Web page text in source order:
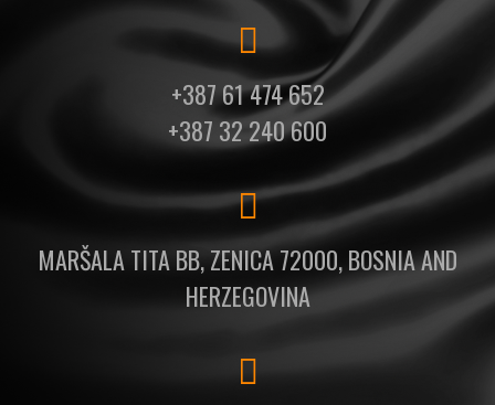
+387 61 474 652
+387 32 240 600
MARŠALA TITA BB, ZENICA 72000, BOSNIA AND
HERZEGOVINA